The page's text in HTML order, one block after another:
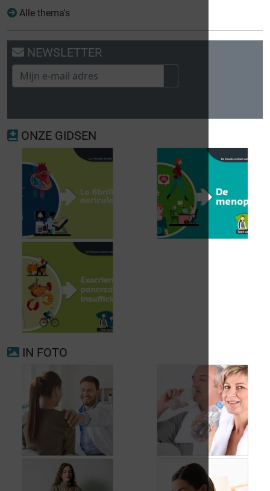
Alle thema's
NEWSLETTER
ONZE GIDSEN
Voorkamerfibrillatie
Exocriene pancreas-
insufficiëntie
IN FOTO